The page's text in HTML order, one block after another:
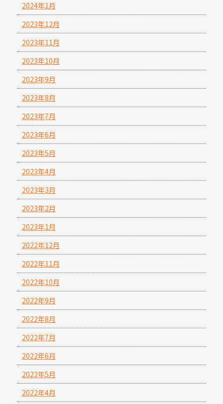
2024年1月
2023年12月
2023年11月
2023年10月
2023年9月
2023年8月
2023年7月
2023年6月
2023年5月
2023年4月
2023年3月
2023年2月
2023年1月
2022年12月
2022年11月
2022年10月
2022年9月
2022年8月
2022年7月
2022年6月
2022年5月
2022年4月